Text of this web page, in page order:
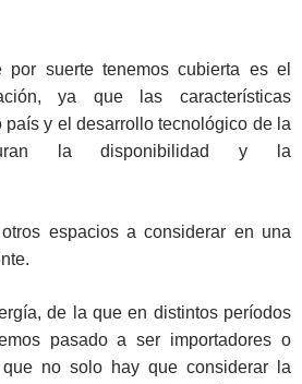
por suerte tenemos cubierta es el
ya que las características
país y el desarrollo tecnológico de la
la disponibilidad y la
espacios a considerar en una
de la que en distintos períodos
pasado a ser importadores o
no solo hay que considerar la